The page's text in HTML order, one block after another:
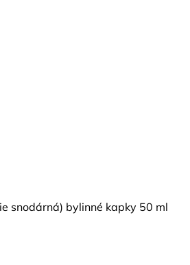
snodárná) bylinné kapky 50 ml